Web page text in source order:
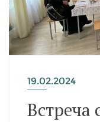
19.02.2024
Встреча